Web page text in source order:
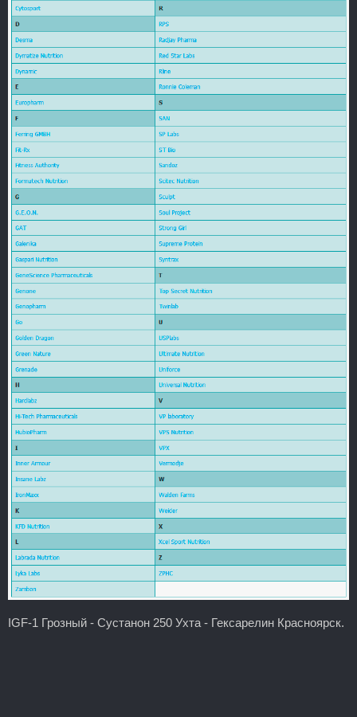
IGF-1 Грозный - Сустанон 250 Ухта - Гексарелин Красноярск.